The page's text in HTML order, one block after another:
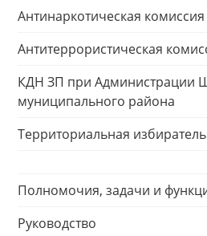
Антинаркотическая комиссия
Антитеррористическая
КДН ЗП при Администрации
муниципального района
Территориальная
Полномочия, задачи и
Руководство